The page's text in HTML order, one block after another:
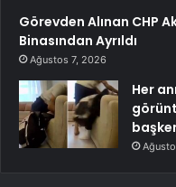
Görevden Alınan CHP
Binasından Ayrıldı
Ağustos 7, 2026
Her